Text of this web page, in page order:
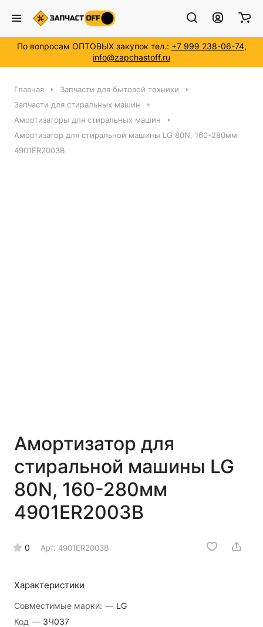
По вопросам ОПТОВЫХ закупок тел.: +7 999 238-06-74,
info@zapchastoff.ru
Главная
Запчасти для бытовой техники
Запчасти для стиральных машин
Амортизаторы для стиральных машин
Амортизатор для стиральной машины LG 80N, 160-280мм
4901ER2003B
Амортизатор для
стиральной машины LG
80N, 160-280мм
4901ER2003B
0 Арт. 4901ER2003B
Характеристики
Совместимые марки: — LG
Код — ЗЧ037